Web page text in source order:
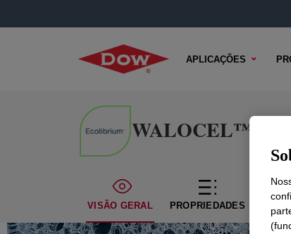
APLICAÇÕES
WALOCEL™ M
VISÃO GERAL PROPRIEDADES